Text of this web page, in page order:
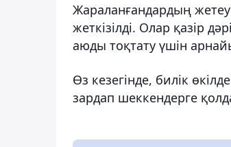
Жараланғандардың
жеткізілді. Олар қазір
аюды тоқтату үшін
Өз кезегінде, билік
зардап шеккендерге